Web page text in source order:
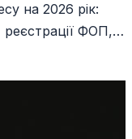
на 2026 рік:
реєстрації ФОП,